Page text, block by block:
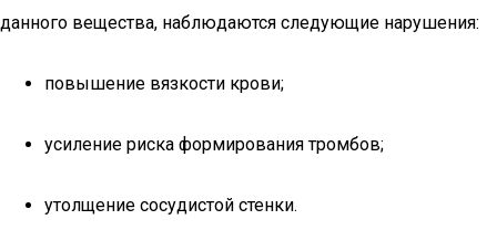
данного вещества, наблюдаются следующие нарушения:
повышение вязкости крови;
усиление риска формирования тромбов;
утолщение сосудистой стенки.